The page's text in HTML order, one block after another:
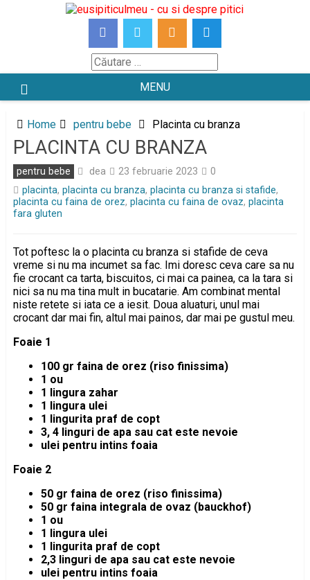
Căutare
MENU
Home pentru bebe Placinta cu branza
PLACINTA CU BRANZA
pentru bebe dea 23 februarie 2023
0
placinta, placinta cu branza, placinta cu branza si stafide,
placinta cu faina de orez, placinta cu faina de ovaz, placinta
fara gluten
Tot poftesc la o placinta cu branza si stafide de ceva
vreme si nu ma incumet sa fac. Imi doresc ceva care sa nu
fie crocant ca tarta, biscuitos, ci mai ca painea, ca la tara si
nici sa nu ma tina mult in bucatarie. Am combinat mental
niste retete si iata ce a iesit. Doua aluaturi, unul mai
crocant dar mai fin, altul mai painos, dar mai pe gustul meu.
Foaie 1
100 gr faina de orez (riso finissima)
1 ou
1 lingura zahar
1 lingura ulei
1 lingurita praf de copt
3, 4 linguri de apa sau cat este nevoie
ulei pentru intins foaia
Foaie 2
50 gr faina de orez (riso finissima)
50 gr faina integrala de ovaz (bauckhof)
1 ou
1 lingura ulei
1 lingurita praf de copt
2,3 linguri de apa sau cat este nevoie
ulei pentru intins foaia